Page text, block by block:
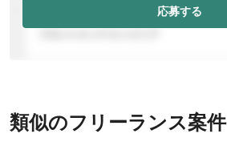
応募する
類似のフリーランス案件